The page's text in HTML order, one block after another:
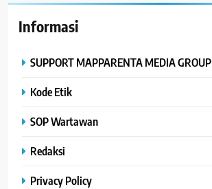
Informasi
SUPPORT MAPPARENTA MEDIA GROUP
Kode Etik
SOP Wartawan
Redaksi
Privacy Policy